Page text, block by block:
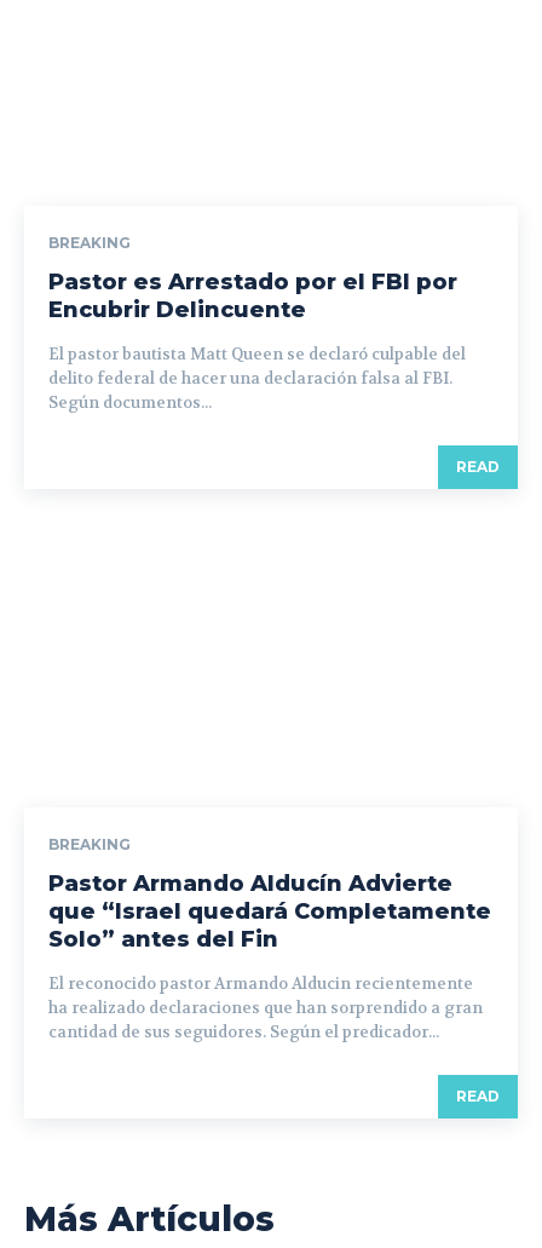
BREAKING
Pastor es Arrestado por el FBI por
Encubrir Delincuente
El pastor bautista Matt Queen se declaró culpable del
delito federal de hacer una declaración falsa al FBI.
Según documentos...
READ
BREAKING
Pastor Armando Alducín Advierte
que “Israel quedará Completamente
Solo” antes del Fin
El reconocido pastor Armando Alducin recientemente
ha realizado declaraciones que han sorprendido a gran
cantidad de sus seguidores. Según el predicador...
READ
Más Artículos